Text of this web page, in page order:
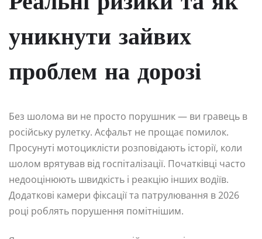
уникнути зайвих
проблем на дорозі
Без шолома ви не просто порушник — ви гравець в
російську рулетку. Асфальт не прощає помилок.
Просунуті мотоциклісти розповідають історії, коли
шолом врятував від госпіталізації. Початківці часто
недооцінюють швидкість і реакцію інших водіїв.
Додаткові камери фіксації та патрулювання в 2026
році роблять порушення помітнішим.